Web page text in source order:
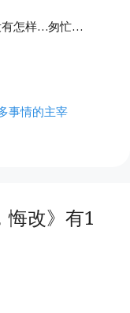
有怎样…匆忙…
事情的主宰
悔改》有1